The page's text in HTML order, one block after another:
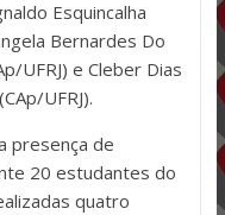
Esquincalha
Bernardes Do
UFRJ) e Cleber Dias
UFRJ).
presença de
20 estudantes do
quatro